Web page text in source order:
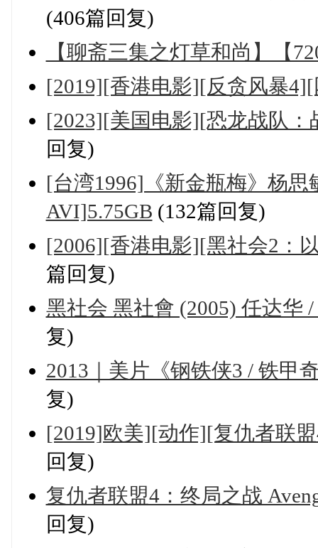
(406篇回复)
【聊斋三集之灯草和尚】【
[2019][香港电影][反贪风暴
[2023][美国电影][恐龙战队
回复)
[台湾1996]《新金瓶梅》杨
AVI]5.75GB (132篇回复)
[2006][香港电影][黑社会2：
篇回复)
黑社会 黑社會 (2005) 任达华
复)
2013｜美片《钢铁侠3 / 铁甲
复)
[2019]欧美][动作][复仇者联
回复)
复仇者联盟4：终局之战
回复)